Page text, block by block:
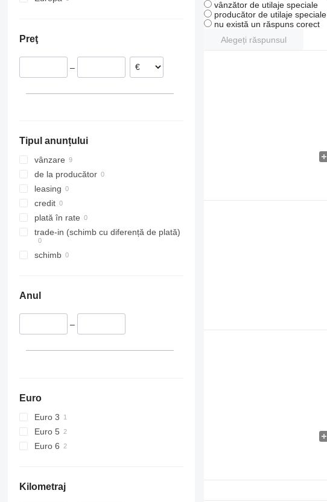
Italia
Belgia
Preţ
–
Tipul anunțului
vânzare
de la producător
leasing
credit
plată în rate
trade-in (schimb cu diferență de plată)
schimb
Anul
–
Euro
Euro 3
Euro 5
Euro 6
Kilometraj
vânzător de utilaje speciale
producător de utilaje speciale
nu există un răspuns corect
Alegeți răspunsul